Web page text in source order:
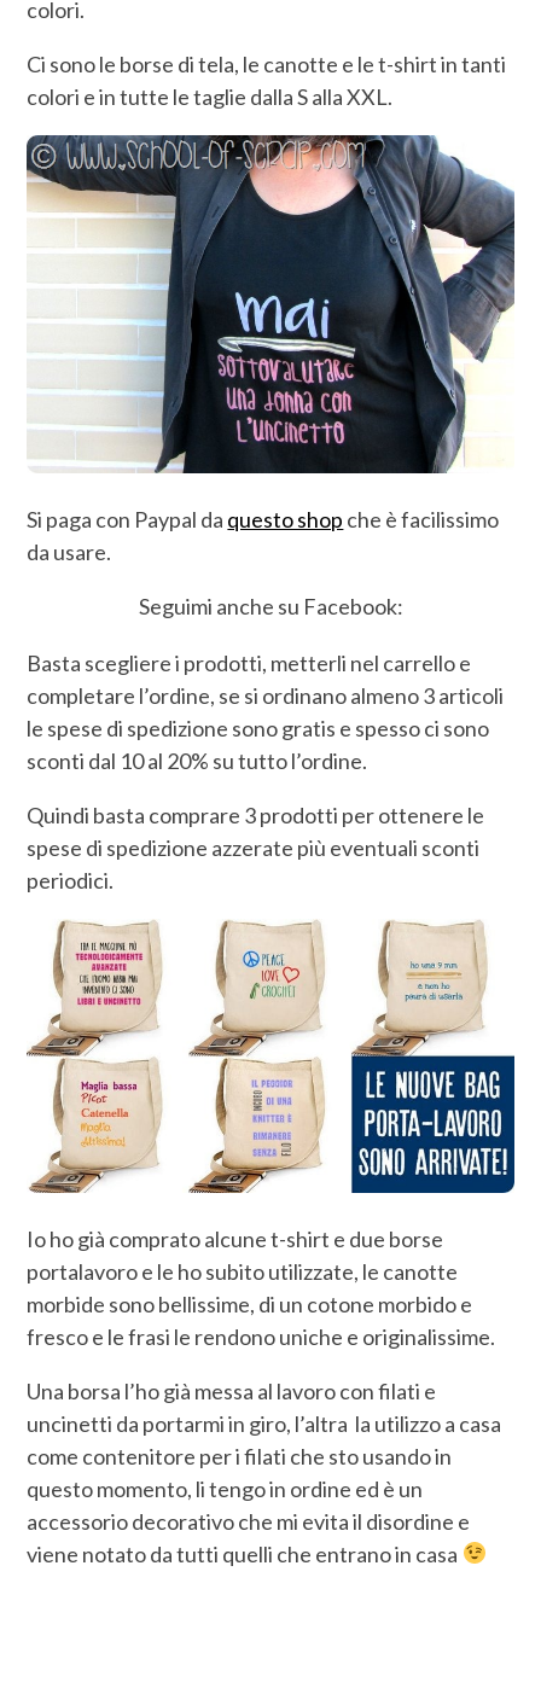
colori.
Ci sono le borse di tela, le canotte e le t-shirt in tanti
colori e in tutte le taglie dalla S alla XXL.
Si paga con Paypal da questo shop che è facilissimo
da usare.
Seguimi anche su Facebook:
Basta scegliere i prodotti, metterli nel carrello e
completare l’ordine, se si ordinano almeno 3 articoli
le spese di spedizione sono gratis e spesso ci sono
sconti dal 10 al 20% su tutto l’ordine.
Quindi basta comprare 3 prodotti per ottenere le
spese di spedizione azzerate più eventuali sconti
periodici.
Io ho già comprato alcune t-shirt e due borse
portalavoro e le ho subito utilizzate, le canotte
morbide sono bellissime, di un cotone morbido e
fresco e le frasi le rendono uniche e originalissime.
Una borsa l’ho già messa al lavoro con filati e
uncinetti da portarmi in giro, l’altra la utilizzo a casa
come contenitore per i filati che sto usando in
questo momento, li tengo in ordine ed è un
accessorio decorativo che mi evita il disordine e
viene notato da tutti quelli che entrano in casa